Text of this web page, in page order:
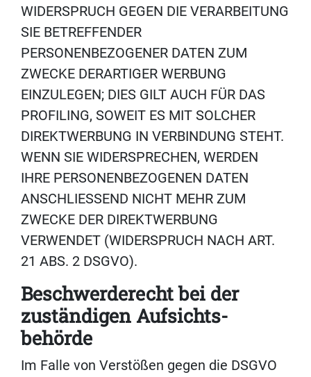
WIDERSPRUCH GEGEN DIE VERARBEITUNG
SIE BETREFFENDER
PERSONENBEZOGENER DATEN ZUM
ZWECKE DERARTIGER WERBUNG
EINZULEGEN; DIES GILT AUCH FÜR DAS
PROFILING, SOWEIT ES MIT SOLCHER
DIREKTWERBUNG IN VERBINDUNG STEHT.
WENN SIE WIDERSPRECHEN, WERDEN
IHRE PERSONENBEZOGENEN DATEN
ANSCHLIESSEND NICHT MEHR ZUM
ZWECKE DER DIREKTWERBUNG
VERWENDET (WIDERSPRUCH NACH ART.
21 ABS. 2 DSGVO).
Beschwerde­recht bei der
zuständigen Aufsichts­
behörde
Im Falle von Verstößen gegen die DSGVO